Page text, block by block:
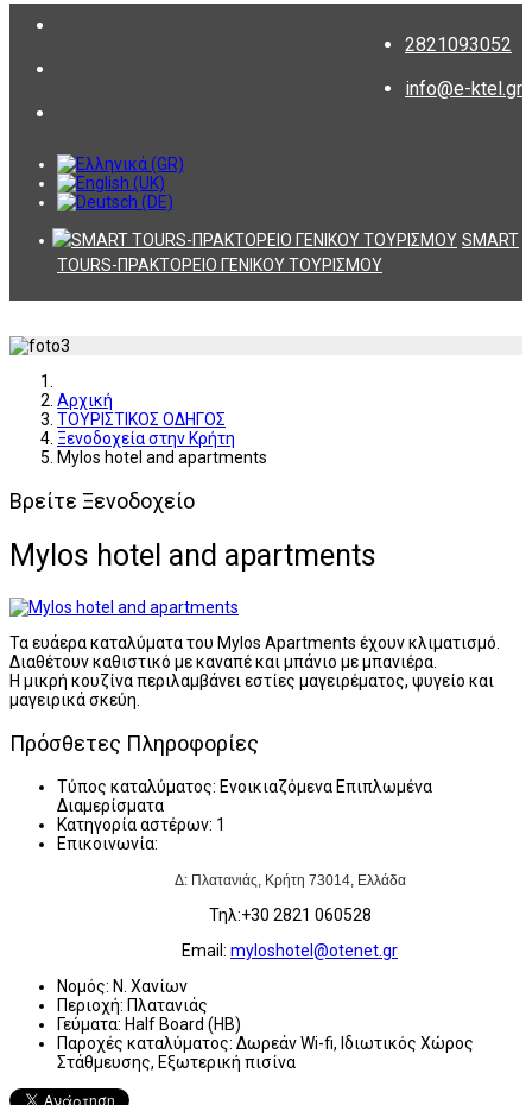
2821093052
info@e-ktel.gr
SMART
TOURS-ΠΡΑΚΤΟΡΕΙΟ ΓΕΝΙΚΟΥ ΤΟΥΡΙΣΜΟΥ
Αρχική
ΤΟΥΡΙΣΤΙΚΟΣ ΟΔΗΓΟΣ
Ξενοδοχεία στην Κρήτη
Mylos hotel and apartments
Βρείτε Ξενοδοχείο
Mylos hotel and apartments
Τα ευάερα καταλύματα του Mylos Apartments έχουν κλιματισμό.
Διαθέτουν καθιστικό με καναπέ και μπάνιο με μπανιέρα.
Η μικρή κουζίνα περιλαμβάνει εστίες μαγειρέματος, ψυγείο και
μαγειρικά σκεύη.
Πρόσθετες Πληροφορίες
Τύπος καταλύματος: Ενοικιαζόμενα Επιπλωμένα
Διαμερίσματα
Κατηγορία αστέρων: 1
Επικοινωνία:
Δ: Πλατανιάς , Κρήτη 73014, Ελλάδα
Τηλ:+30 2821 060528
Εmail: myloshotel@otenet.gr
Νομός: Ν. Χανίων
Περιοχή: Πλατανιάς
Γεύματα: Half Board (HB)
Παροχές καταλύματος: Δωρεάν Wi-fi, Ιδιωτικός Χώρος
Στάθμευσης, Εξωτερική πισίνα